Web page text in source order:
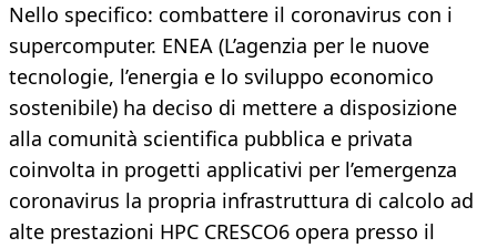
Nello specifico: combattere il coronavirus con i
supercomputer. ENEA (L’agenzia per le nuove
tecnologie, l’energia e lo sviluppo economico
sostenibile) ha deciso di mettere a disposizione
alla comunità scientifica pubblica e privata
coinvolta in progetti applicativi per l’emergenza
coronavirus la propria infrastruttura di calcolo ad
alte prestazioni HPC CRESCO6 opera presso il